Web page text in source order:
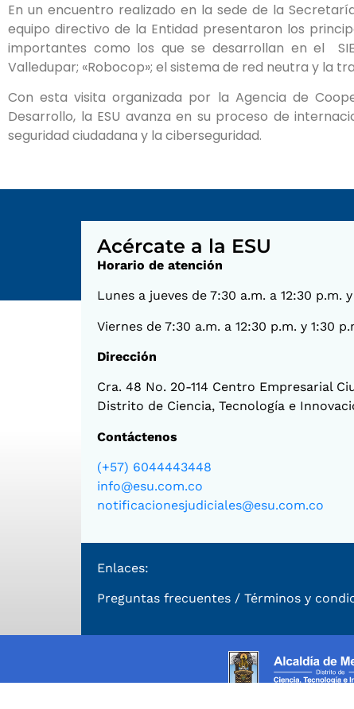
En un encuentro realizado en la sede de la
equipo directivo de la Entidad presentaron los
importantes como los que se desarrollan en el
Valledupar; «Robocop»; el sistema de red neutra y la
Con esta visita organizada por la Agencia de
Desarrollo, la ESU avanza en su proceso de
seguridad ciudadana y la ciberseguridad.
Acércate a la ESU
Horario de atención
Lunes a jueves de 7:30 a.m. a 12:30 p.m.
Viernes de 7:30 a.m. a 12:30 p.m. y 1:30
Dirección
Cra. 48 No. 20-114 Centro Empresarial
Distrito de Ciencia, Tecnología e
Contáctenos
(+57) 6044443448
info@esu.com.co
notificacionesjudiciales@esu.com.co
Enlaces:
Preguntas frecuentes / Términos y